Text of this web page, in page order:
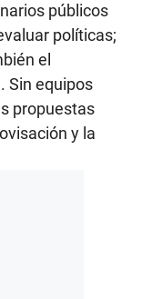
públicos
políticas;
el
Sin equipos
propuestas
y la